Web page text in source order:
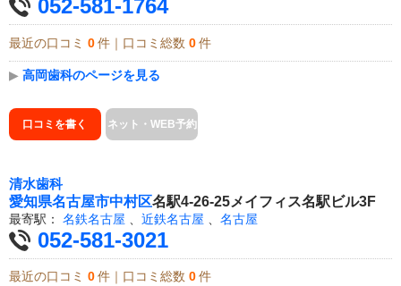
052-581-1764
最近の口コミ 0 件｜口コミ総数 0 件
▶ 高岡歯科のページを見る
口コミを書く ネット・WEB予約
清水歯科
愛知県名古屋市中村区名駅4-26-25メイフィス名駅ビル3F
最寄駅： 名鉄名古屋 近鉄名古屋 名古屋
052-581-3021
最近の口コミ 0 件｜口コミ総数 0 件